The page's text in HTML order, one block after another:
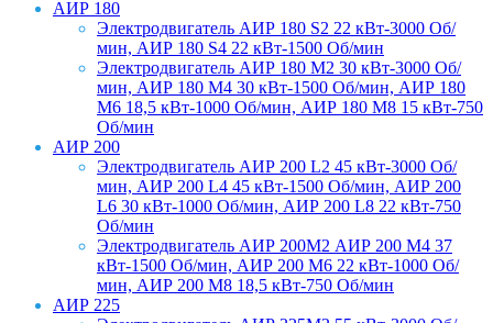
АИР 180
Электродвигатель АИР 180 S2 22 кВт-3000 Об/
мин, АИР 180 S4 22 кВт-1500 Об/мин
Электродвигатель АИР 180 М2 30 кВт-3000 Об/
мин, АИР 180 М4 30 кВт-1500 Об/мин, АИР 180
М6 18,5 кВт-1000 Об/мин, АИР 180 М8 15 кВт-750
Об/мин
АИР 200
Электродвигатель АИР 200 L2 45 кВт-3000 Об/
мин, АИР 200 L4 45 кВт-1500 Об/мин, АИР 200
L6 30 кВт-1000 Об/мин, АИР 200 L8 22 кВт-750
Об/мин
Электродвигатель АИР 200М2 АИР 200 М4 37
кВт-1500 Об/мин, АИР 200 М6 22 кВт-1000 Об/
мин, АИР 200 М8 18,5 кВт-750 Об/мин
АИР 225